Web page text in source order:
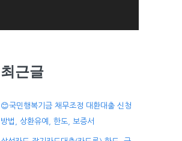
최근글
😊국민행복기금 채무조정 대환대출 신청
방법, 상환유예, 한도, 보증서